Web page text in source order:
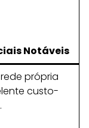
Notáveis
própria
custo-